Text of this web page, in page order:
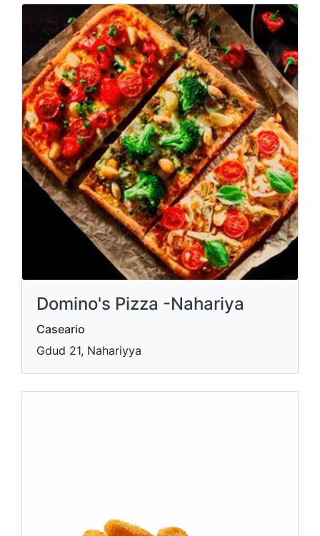
Domino's Pizza -Nahariya
Caseario
Gdud 21, Nahariyya